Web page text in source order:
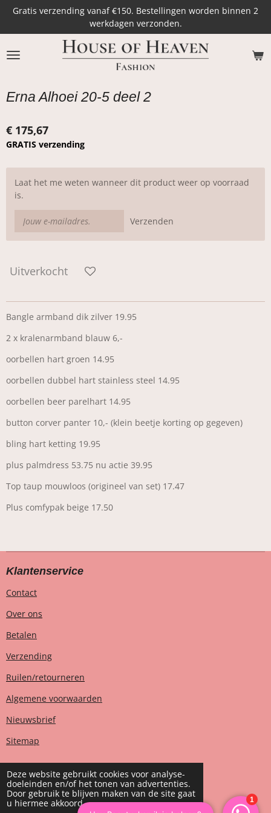
Deze website gebruikt cookies voor analyse-
doeleinden en/of het tonen van advertenties.
Door gebruik te blijven maken van de site gaat
u hiermee akkoord.
Ga
naar
de
hoofdinhoud
Gratis verzending vanaf €150. Bestellingen worden binnen 2
werkdagen verzonden.
Erna Alhoei 20-5 deel 2
€ 175,67
GRATIS verzending
Laat het me weten wanneer dit product weer op voorraad
is.
Verzenden
Uitverkocht
Bangle armband dik zilver 19.95
2 x kralenarmband blauw 6,-
oorbellen hart groen 14.95
oorbellen dubbel hart stainless steel 14.95
oorbellen beer parelhart 14.95
button corver panter 10,- (klein beetje korting op gegeven)
bling hart ketting 19.95
plus palmdress 53.75 nu actie 39.95
Top taup mouwloos (origineel van set) 17.47
Plus comfypak beige 17.50
Klantenservice
Contact
Over ons
Betalen
Verzending
Ruilen/retourneren
Algemene voorwaarden
Nieuwsbrief
Sitemap
T
i
k
I
n
s
F
a
c
W
h
a